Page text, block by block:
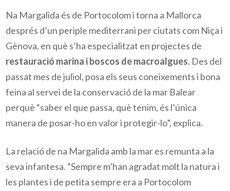
Na Margalida és de Portocolom i torna a Mallorca
després d’un periple mediterrani per ciutats com Niça i
restauració marina i boscos de macroalgues. Des del
passat mes de juliol, posa els seus coneixements i bona
feina al servei de la conservació de la mar Balear
perquè “saber el que passa, què tenim, és l’única
manera de posar-ho en valor i protegir-lo”, explica.
La relació de na Margalida amb la mar es remunta a la
seva infantesa. “Sempre m’han agradat molt la natura i
les plantes i de petita sempre era a Portocolom